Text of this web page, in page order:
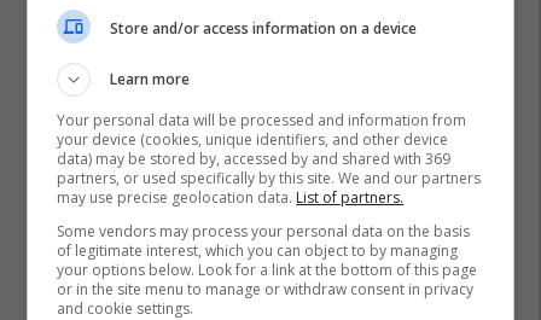
Store and/or access information on a device
Learn more
Your personal data will be processed and information from
your device (cookies, unique identifiers, and other device
data) may be stored by, accessed by and shared with 369
partners, or used specifically by this site. We and our partners
may use precise geolocation data. List of partners.
Some vendors may process your personal data on the basis
of legitimate interest, which you can object to by managing
your options below. Look for a link at the bottom of this page
or in the site menu to manage or withdraw consent in privacy
and cookie settings.